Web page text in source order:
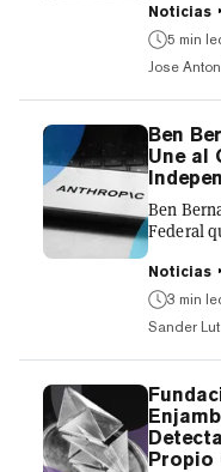
un tercio
empresa
del GLM
agente
producción. We're releasing a
preview
versi...
Noticias
5 min
Jose
Ben
Une al
Ben
Federal
2008, se
Long-
compañía
Trust de
beneficio
Cuenta
Noticias
3 min
Sander
Propio